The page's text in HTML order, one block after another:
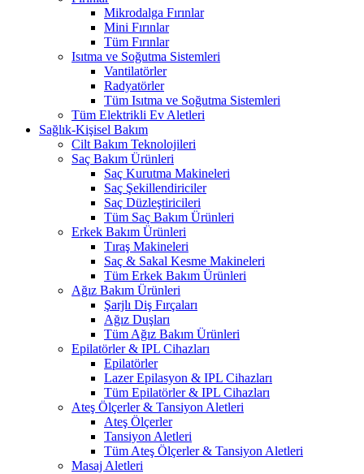
Mikrodalga Fırınlar
Mini Fırınlar
Tüm Fırınlar
Isıtma ve Soğutma Sistemleri
Vantilatörler
Radyatörler
Tüm Isıtma ve Soğutma Sistemleri
Tüm Elektrikli Ev Aletleri
Sağlık-Kişisel Bakım
Cilt Bakım Teknolojileri
Saç Bakım Ürünleri
Saç Kurutma Makineleri
Saç Şekillendiriciler
Saç Düzleştiricileri
Tüm Saç Bakım Ürünleri
Erkek Bakım Ürünleri
Tıraş Makineleri
Saç & Sakal Kesme Makineleri
Tüm Erkek Bakım Ürünleri
Ağız Bakım Ürünleri
Şarjlı Diş Fırçaları
Ağız Duşları
Tüm Ağız Bakım Ürünleri
Epilatörler & IPL Cihazları
Epilatörler
Lazer Epilasyon & IPL Cihazları
Tüm Epilatörler & IPL Cihazları
Ateş Ölçerler & Tansiyon Aletleri
Ateş Ölçerler
Tansiyon Aletleri
Tüm Ateş Ölçerler & Tansiyon Aletleri
Masaj Aletleri